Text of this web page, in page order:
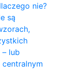
nie?
są
lub